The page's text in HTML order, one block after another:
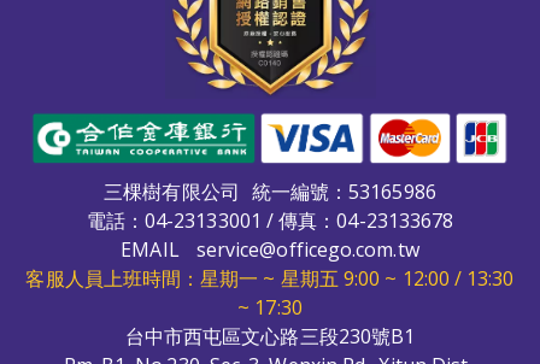
三棵樹有限公司 統一編號：53165986
電話： 04-23133001 / 傳真：04-23133678
EMAIL
service@officego.com.tw
客服人員上班時間：星期一 ~ 星期五 9:00 ~ 12:00 / 13:30
~ 17:30
台中市西屯區文心路三段230號B1